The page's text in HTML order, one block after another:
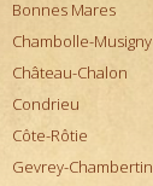
Bonnes Mares
Chambolle-Musigny
Château-Chalon
Condrieu
Côte-Rôtie
Gevrey-Chambertin